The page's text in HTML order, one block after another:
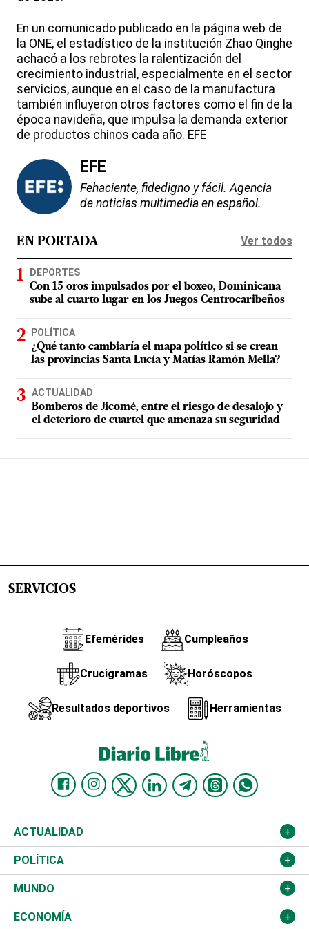
En un comunicado publicado en la página web de
la ONE, el estadístico de la institución Zhao Qinghe
achacó a los rebrotes la ralentización del
crecimiento industrial, especialmente en el sector
servicios, aunque en el caso de la manufactura
también influyeron otros factores como el fin de la
época navideña, que impulsa la demanda exterior
de productos chinos cada año. EFE
EFE
Fehaciente, fidedigno y fácil. Agencia
de noticias multimedia en español.
EN PORTADA Ver todos
DEPORTES
Con 15 oros impulsados por el boxeo, Dominicana
sube al cuarto lugar en los Juegos Centrocaribeños
POLÍTICA
¿Qué tanto cambiaría el mapa político si se crean
las provincias Santa Lucía y Matías Ramón Mella?
ACTUALIDAD
Bomberos de Jicomé, entre el riesgo de desalojo y
el deterioro de cuartel que amenaza su seguridad
SERVICIOS
Efemérides Cumpleaños
Crucigramas Horóscopos
Resultados deportivos Herramientas
ACTUALIDAD
Nacional
Ciudad
Educación
POLÍTICA
Partidos
JCE
MUNDO
Estados Unidos
ECONOMÍA